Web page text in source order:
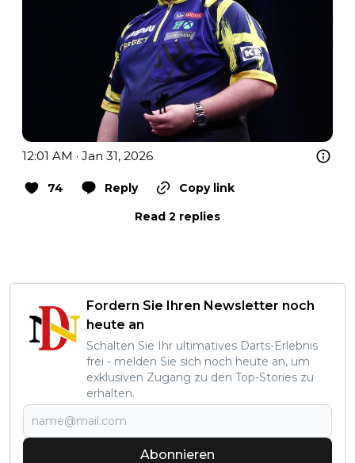
12:01 AM · Jan 31, 2026
74 Reply
Copy link
Read 2 replies
Fordern Sie Ihren Newsletter noch
heute an
Schalten Sie Ihr ultimatives Darts-Erlebnis
frei - melden Sie sich noch heute an, um
exklusiven Zugang zu den Top-Stories zu
erhalten.
Abonnieren